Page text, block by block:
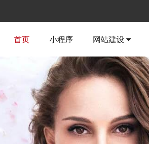
首页 小程序 网站建设